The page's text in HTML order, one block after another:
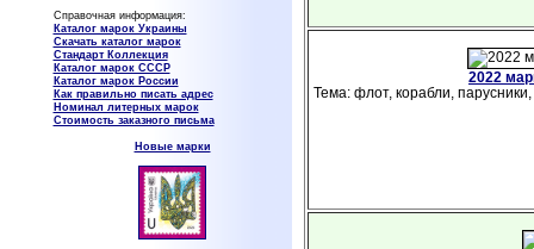
Справочная информация:
Каталог марок Украины
Скачать каталог марок
Стандарт Коллекция
Каталог марок СССР
Каталог марок России
Как правильно писать адрес
Номинал литерных марок
Стоимость заказного письма
Новые марки
2022
Тема: флот, корабли,